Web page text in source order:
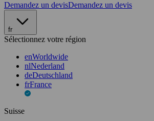
Demandez un devisDemandez un devis
fr
Sélectionnez votre région
enWorldwide
nlNederland
deDeutschland
frFrance
Suisse